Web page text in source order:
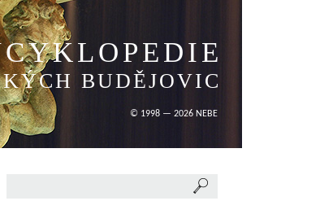
BUDĚJOVIC
© 1998 — 2026 NEBE